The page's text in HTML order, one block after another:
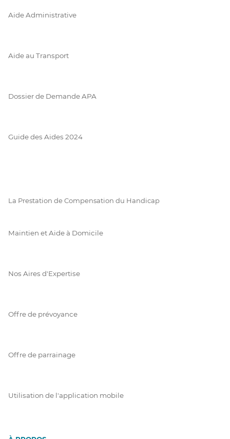
Aide Administrative
Aide au Transport
Dossier de Demande APA
Guide des Aides 2024
La Prestation de Compensation du Handicap
Maintien et Aide à Domicile
Nos Aires d'Expertise
Offre de prévoyance
Offre de parrainage
Utilisation de l'application mobile